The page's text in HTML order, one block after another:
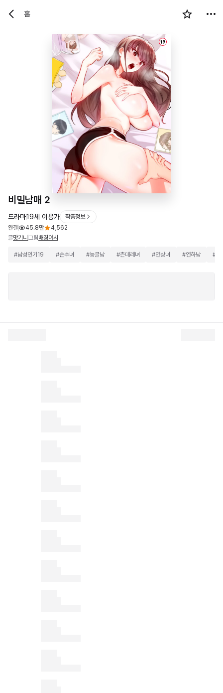
홈
비밀남매 2
드라마19세 이용가
작품정보
완결
45.8만
4,562
글맛기니 그림배경어시
#남성인기19 #순수녀 #능글남 #츤데레녀 #연상녀 #연하남 #